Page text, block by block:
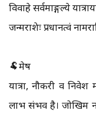
विवाहे सर्वमाङ्गल्ये
जन्मराशेः प्रधानत्वं
🐏मेष
यात्रा, नौकरी व निवेश
लाभ संभव है। जोखिम